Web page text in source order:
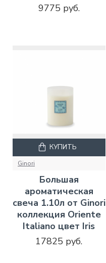
9775 руб.
Ginori
Большая
ароматическая
свеча 1.10л от Ginori
коллекция Oriente
Italiano цвет Iris
17825 руб.
КУПИТЬ